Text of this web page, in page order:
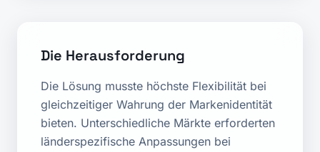
Die Herausforderung
Die Lösung musste höchste Flexibilität bei
gleichzeitiger Wahrung der Markenidentität
bieten. Unterschiedliche Märkte erforderten
länderspezifische Anpassungen bei